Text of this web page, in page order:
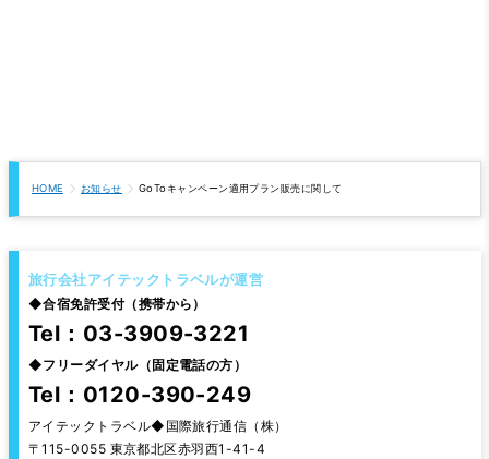
HOME お知らせ GoToキャンペーン適用プラン販売に関して
旅行会社アイテックトラベルが運営
◆合宿免許受付（携帯から）
Tel：03-3909-3221
◆フリーダイヤル（固定電話の方）
Tel：0120-390-249
アイテックトラベル◆国際旅行通信（株）
〒115-0055 東京都北区赤羽西1-41-4